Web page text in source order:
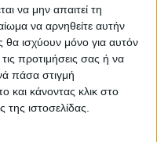
να μην απαιτεί τη
να αρνηθείτε αυτήν
θα ισχύουν μόνο για αυτόν
προτιμήσεις σας ή να
πάσα στιγμή
και κάνοντας κλικ στο
ιστοσελίδας.